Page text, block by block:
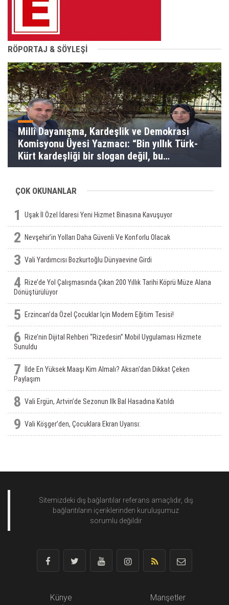
RÖPORTAJ & SÖYLEŞİ
Millî Dayanışma, Kardeşlik ve Demokrasi
Komisyonu Üyesi Yazmacı: “Bin yıllık Türk-
Kürt kardeşliği bir slogan değil, bu
toprakların gerçeğidir”
ÇOK OKUNANLAR
1 Uşak İl Özel İdaresi Yeni Hizmet Binasına Kavuşuyor
2 Nevşehir’in Yolları Daha Güvenli Ve Konforlu Olacak
3 Vali Yardımcısı Bozkurtoğlu Dünyaevine Girdi
4 Rize’de Yol Çalışmasında Çıkan 200 Yıllık Tarihi Köprü Müze Alana
Dönüştürülüyor
5 Erzincan’da Özel Çocuklar Için Modern Eğitim Tesisi!
6 Rize’nin Dijital Rehberi “Rizedesin” Mobil Uygulaması Hizmete
Sunuldu
7 İlde En Yüksek Maaşı Kim Almalı? Aksan'dan Dikkat Çeken
Paylaşım
8 Vali Ergün, Artvin’de Sezonun Ilk Bal Hasadına Katıldı
9 Vali Köşger’den, Çocuklara Ekran Uyarısı:
Sitemizdeki dış bağlantılar referans amaçlıdır, dış
bağlantıların içeriklerinden kuruluşumuz
sorumlu değildir
Künye
Manşetler